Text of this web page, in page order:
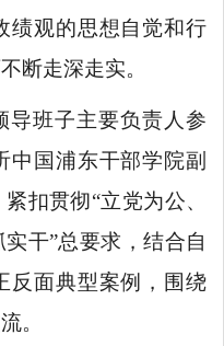
绩观的思想自觉和行
断走深走实。
导班子主要负责人参
中国浦东干部学院副
扣贯彻“立党为公、
干”总要求，结合自
反面典型案例，围绕
。